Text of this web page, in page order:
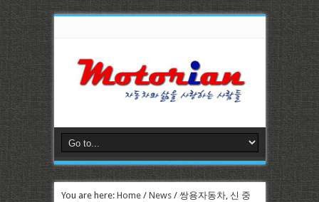
You are here: Home/ News/ 쌍용자동차, 신 중